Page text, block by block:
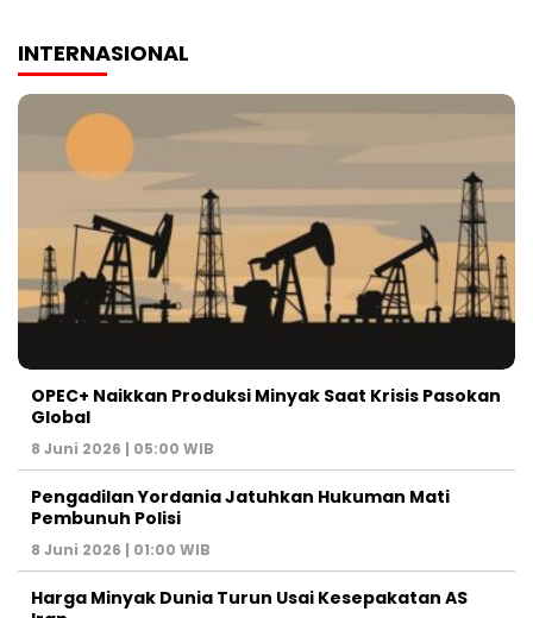
INTERNASIONAL
OPEC+ Naikkan Produksi Minyak Saat Krisis Pasokan
Global
8 Juni 2026 | 05:00 WIB
Pengadilan Yordania Jatuhkan Hukuman Mati
Pembunuh Polisi
8 Juni 2026 | 01:00 WIB
Harga Minyak Dunia Turun Usai Kesepakatan AS